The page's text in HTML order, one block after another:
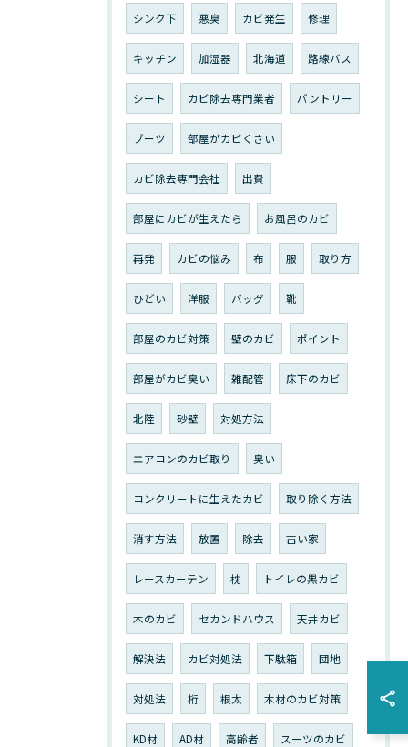
シンク下 悪臭 カビ発生 修理
キッチン 加湿器 北海道 路線バス
シート カビ除去専門業者 パントリー
ブーツ 部屋がカビくさい
カビ除去専門会社 出費
部屋にカビが生えたら お風呂のカビ
再発 カビの悩み 布 服 取り方
ひどい 洋服 バッグ 靴
部屋のカビ対策 壁のカビ ポイント
部屋がカビ臭い 雑配管 床下のカビ
北陸 砂壁 対処方法
エアコンのカビ取り 臭い
コンクリートに生えたカビ 取り除く方法
消す方法 放置 除去 古い家
レースカーテン 枕 トイレの黒カビ
木のカビ セカンドハウス 天井カビ
解決法 カビ対処法 下駄箱 団地
対処法 桁 根太 木材のカビ対策
KD材 AD材 高齢者 スーツのカビ